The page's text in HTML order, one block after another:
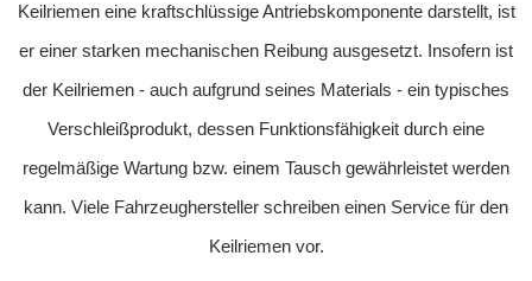
Keilriemen eine kraftschlüssige Antriebskomponente darstellt, ist
er einer starken mechanischen Reibung ausgesetzt. Insofern ist
der Keilriemen - auch aufgrund seines Materials - ein typisches
Verschleißprodukt, dessen Funktionsfähigkeit durch eine
regelmäßige Wartung bzw. einem Tausch gewährleistet werden
kann. Viele Fahrzeughersteller schreiben einen Service für den
Keilriemen vor.